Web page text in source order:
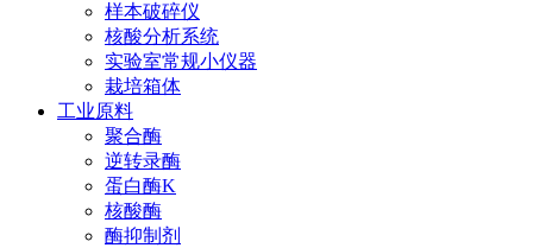
样本破碎仪
核酸分析系统
实验室常规小仪器
栽培箱体
工业原料
聚合酶
逆转录酶
蛋白酶K
核酸酶
酶抑制剂